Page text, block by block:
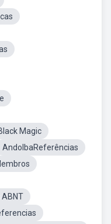
Magic
AndolbaReferências